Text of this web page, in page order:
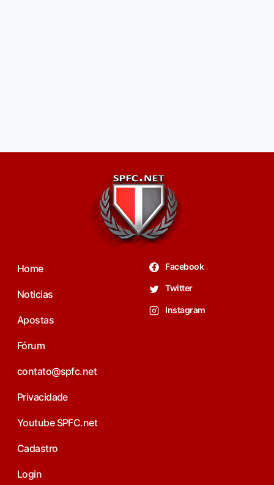
Home
Noticias
Apostas
Fórum
contato@spfc.net
Privacidade
Youtube SPFC.net
Cadastro
Login
Facebook
Twitter
Instagram